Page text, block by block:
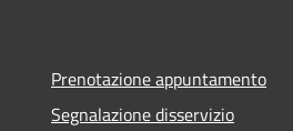
Prenotazione appuntamento
Segnalazione disservizio